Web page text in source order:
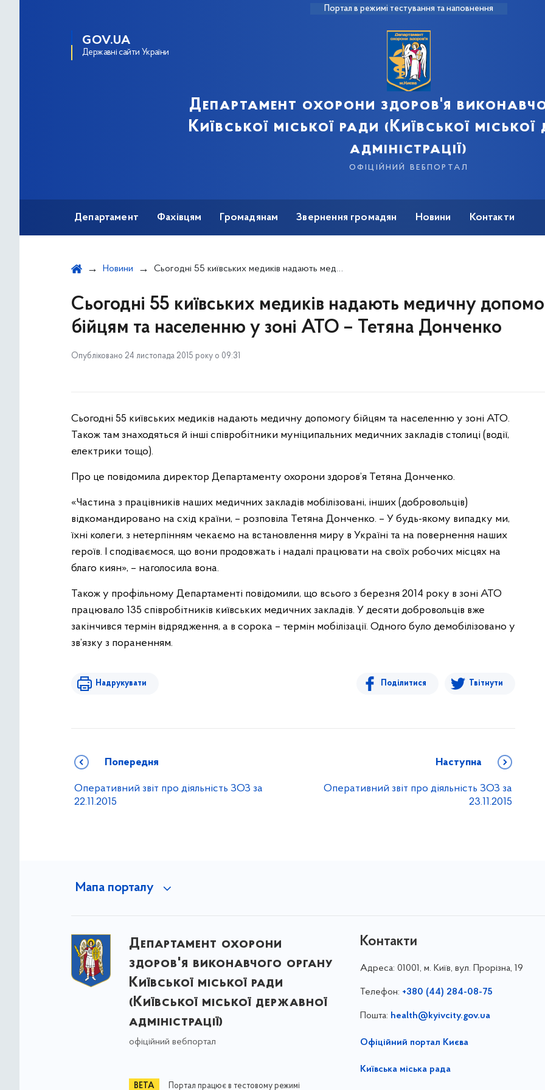
Портал в режимі тестування та наповнення
GOV.UA
Державні сайти України
Департамент охорони здоров'я
Київської міської ради (Київської
адміністрації)
офіційний вебпортал
Департамент Фахівцям Громадянам Звернення громадян Новини Контакти
Новини Сьогодні 55 київських медиків надають медичну допомогу бійцям та населенню у зоні АТО – Тетяна Донченко
Сьогодні 55 київських медиків надають медичну
бійцям та населенню у зоні АТО – Тетяна Донченко
Опубліковано 24 листопада 2015 року о 09:31
Сьогодні 55 київських медиків надають медичну допомогу бійцям та населенню у зоні АТО.
Також там знаходяться й інші співробітники муніципальних медичних закладів столиці (водії,
електрики тощо).
Про це повідомила директор Департаменту охорони здоров’я Тетяна Донченко.
«Частина з працівників наших медичних закладів мобілізовані, інших (добровольців)
відкомандировано на схід країни, – розповіла Тетяна Донченко. – У будь-якому випадку ми,
їхні колеги, з нетерпінням чекаємо на встановлення миру в Україні та на повернення наших
героїв. І сподіваємося, що вони продовжать і надалі працювати на своїх робочих місцях на
благо киян», – наголосила вона.
Також у профільному Департаменті повідомили, що всього з березня 2014 року в зоні АТО
працювало 135 співробітників київських медичних закладів. У десяти добровольців вже
закінчився термін відрядження, а в сорока – термін мобілізації. Одного було демобілізовано у
зв’язку з пораненням.
Надрукувати Поділитися Твітнути
Попередня
Оперативний звіт про діяльність ЗОЗ за
22.11.2015
Наступна
Оперативний звіт про діяльність ЗОЗ за
23.11.2015
Мапа порталу
Департамент охорони
здоров'я виконавчого органу
Київської міської ради
(Київської міської державної
адміністрації)
офіційний вебпортал
Портал працює в тестовому режимі
Контакти
Адреса: 01001, м. Київ, вул. Прорізна, 19
Телефон: +380 (44) 284-08-75
Пошта: health@kyivcity.gov.ua
Офіційний портал Києва
Київська міська рада